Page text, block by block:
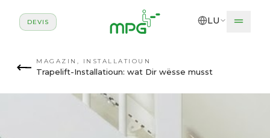
DEVIS LU
MAGAZIN INSTALLATIOUN
Trapelift-Installatioun: wat Dir wësse musst